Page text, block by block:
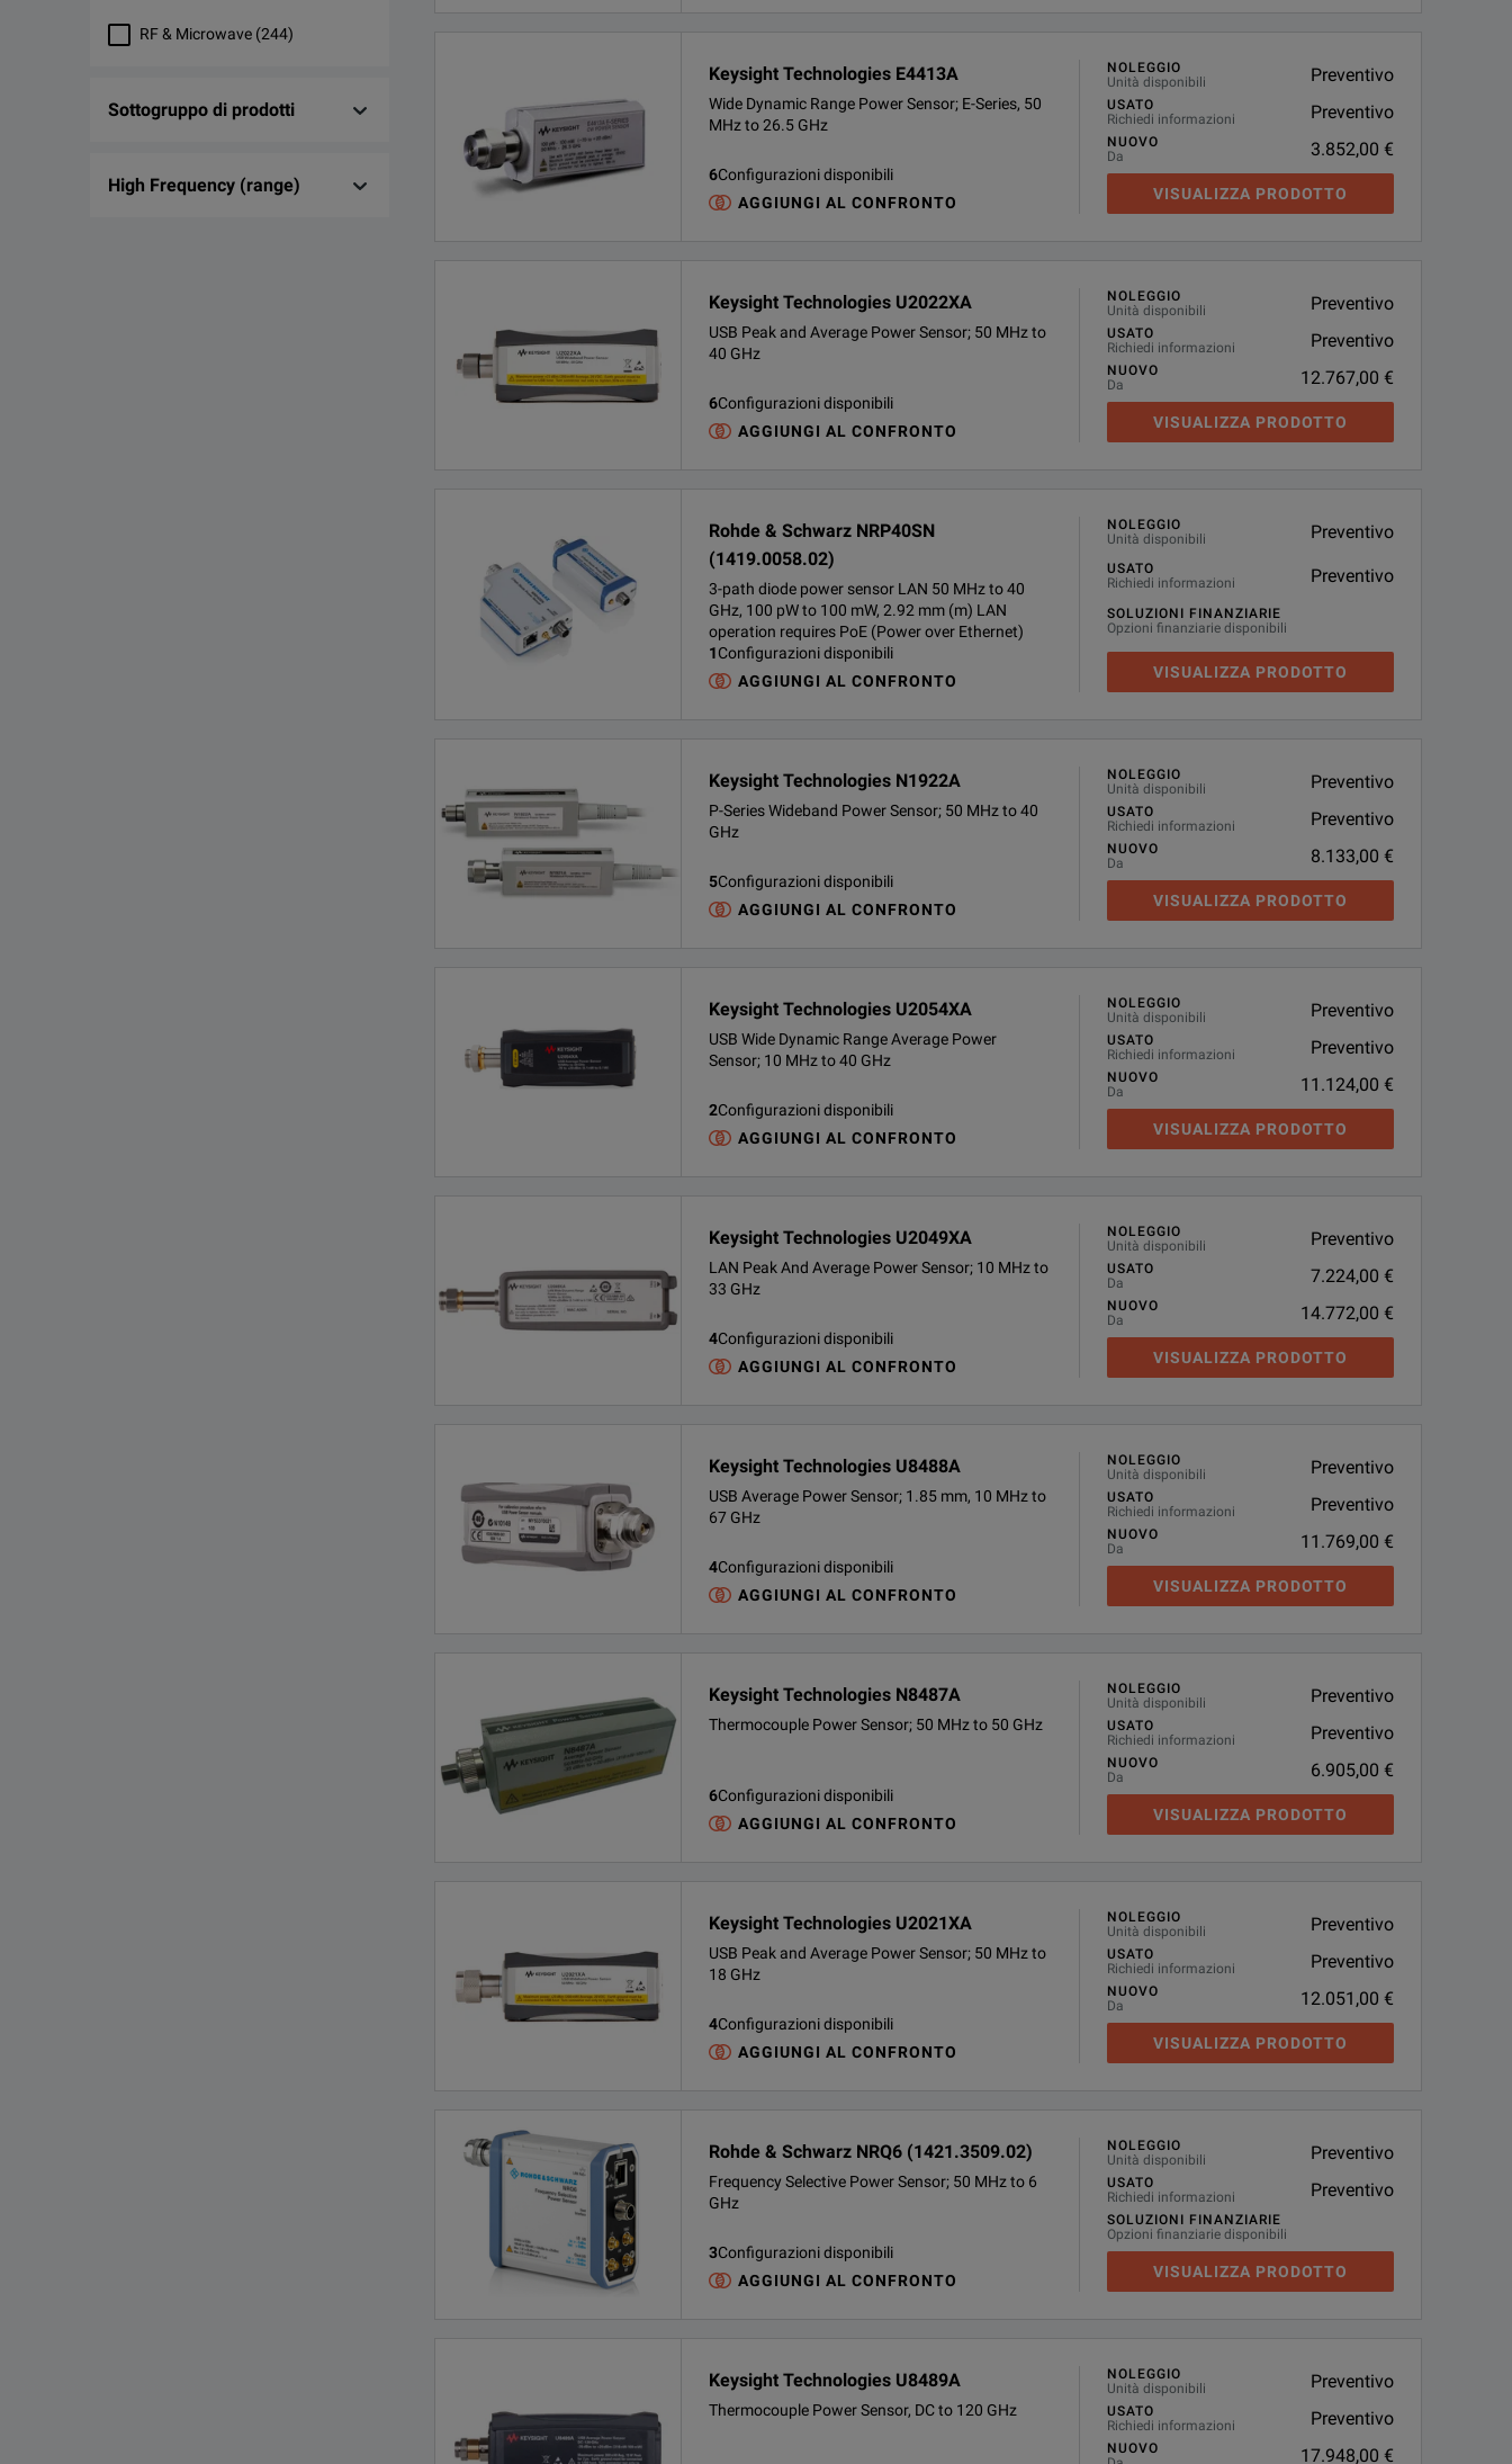
RF & Microwave (244)
Sottogruppo di prodotti
High Frequency (range)
Keysight Technologies E4413A
Wide Dynamic Range Power Sensor; E-Series, 50
MHz to 26.5 GHz
6Configurazioni disponibili
AGGIUNGI AL CONFRONTO
NOLEGGIO
Unità disponibili
Preventivo
USATO
Richiedi informazioni
Preventivo
NUOVO
Da
3.852,00 €
VISUALIZZA PRODOTTO
Keysight Technologies U2022XA
USB Peak and Average Power Sensor; 50 MHz to
40 GHz
6Configurazioni disponibili
AGGIUNGI AL CONFRONTO
NOLEGGIO
Unità disponibili
Preventivo
USATO
Richiedi informazioni
Preventivo
NUOVO
Da
12.767,00 €
VISUALIZZA PRODOTTO
Rohde & Schwarz NRP40SN
(1419.0058.02)
3-path diode power sensor LAN 50 MHz to 40
GHz, 100 pW to 100 mW, 2.92 mm (m) LAN
operation requires PoE (Power over Ethernet)
1Configurazioni disponibili
AGGIUNGI AL CONFRONTO
NOLEGGIO
Unità disponibili
Preventivo
USATO
Richiedi informazioni
Preventivo
SOLUZIONI FINANZIARIE
Opzioni finanziarie disponibili
VISUALIZZA PRODOTTO
Keysight Technologies N1922A
P-Series Wideband Power Sensor; 50 MHz to 40
GHz
5Configurazioni disponibili
AGGIUNGI AL CONFRONTO
NOLEGGIO
Unità disponibili
Preventivo
USATO
Richiedi informazioni
Preventivo
NUOVO
Da
8.133,00 €
VISUALIZZA PRODOTTO
Keysight Technologies U2054XA
USB Wide Dynamic Range Average Power
Sensor; 10 MHz to 40 GHz
2Configurazioni disponibili
AGGIUNGI AL CONFRONTO
NOLEGGIO
Unità disponibili
Preventivo
USATO
Richiedi informazioni
Preventivo
NUOVO
Da
11.124,00 €
VISUALIZZA PRODOTTO
Keysight Technologies U2049XA
LAN Peak And Average Power Sensor; 10 MHz to
33 GHz
4Configurazioni disponibili
AGGIUNGI AL CONFRONTO
NOLEGGIO
Unità disponibili
Preventivo
USATO
Da
7.224,00 €
NUOVO
Da
14.772,00 €
VISUALIZZA PRODOTTO
Keysight Technologies U8488A
USB Average Power Sensor; 1.85 mm, 10 MHz to
67 GHz
4Configurazioni disponibili
AGGIUNGI AL CONFRONTO
NOLEGGIO
Unità disponibili
Preventivo
USATO
Richiedi informazioni
Preventivo
NUOVO
Da
11.769,00 €
VISUALIZZA PRODOTTO
Keysight Technologies N8487A
Thermocouple Power Sensor; 50 MHz to 50 GHz
6Configurazioni disponibili
AGGIUNGI AL CONFRONTO
NOLEGGIO
Unità disponibili
Preventivo
USATO
Richiedi informazioni
Preventivo
NUOVO
Da
6.905,00 €
VISUALIZZA PRODOTTO
Keysight Technologies U2021XA
USB Peak and Average Power Sensor; 50 MHz to
18 GHz
4Configurazioni disponibili
AGGIUNGI AL CONFRONTO
NOLEGGIO
Unità disponibili
Preventivo
USATO
Richiedi informazioni
Preventivo
NUOVO
Da
12.051,00 €
VISUALIZZA PRODOTTO
Rohde & Schwarz NRQ6 (1421.3509.02)
Frequency Selective Power Sensor; 50 MHz to 6
GHz
3Configurazioni disponibili
AGGIUNGI AL CONFRONTO
NOLEGGIO
Unità disponibili
Preventivo
USATO
Richiedi informazioni
Preventivo
SOLUZIONI FINANZIARIE
Opzioni finanziarie disponibili
VISUALIZZA PRODOTTO
Keysight Technologies U8489A
Thermocouple Power Sensor, DC to 120 GHz
NOLEGGIO
Unità disponibili
Preventivo
USATO
Richiedi informazioni
Preventivo
NUOVO
17.948,00 €